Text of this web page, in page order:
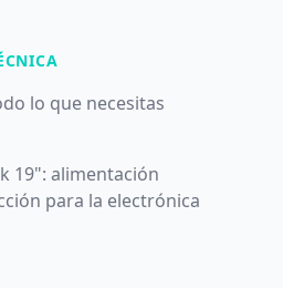
lo que necesitas
19": alimentación
para la electrónica